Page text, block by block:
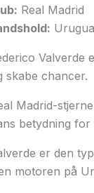
Real Madrid
Valverde
skabe chancer.
Madrid-
betydning
er den
motoren på